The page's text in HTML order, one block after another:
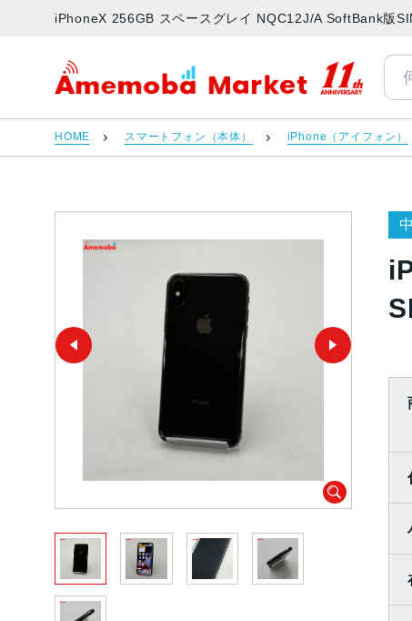
iPhoneX 256GB スペースグレイ NQC12J/A SoftBank版
アメモバマーケット
HOME スマートフォン（本体） iPhone（アイフォン）